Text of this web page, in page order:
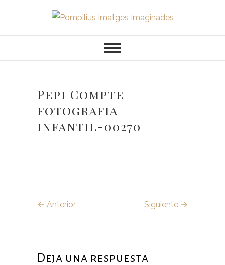
contenido
Pompilius
Imatges
Imaginades
Pepi Compte
fotografia
infantil-00270
← Anterior Siguiente →
Deja una respuesta